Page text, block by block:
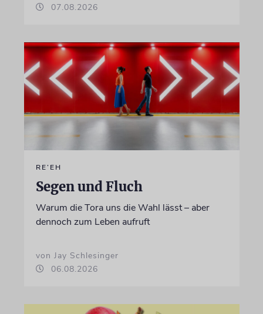
07.08.2026
RE’EH
Segen und Fluch
Warum die Tora uns die Wahl lässt – aber
dennoch zum Leben aufruft
von Jay Schlesinger
06.08.2026